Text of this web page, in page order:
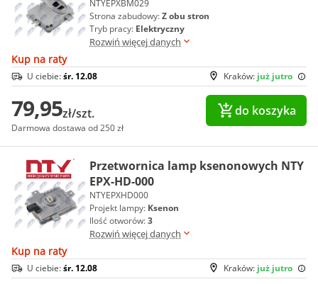
NTYEPXBM029
Strona zabudowy:Z obu stron
Tryb pracy: Elektryczny
Rozwiń więcej danych
Kup na raty
Kraków: już jutro
U ciebie:śr. 12.08
79,95zł/szt.
Darmowa dostawa od 250 zł
do koszyka
Przetwornica lamp ksenonowych NTY
EPX-HD-000
NTYEPXHD000
Projekt lampy: Ksenon
Ilość otworów:3
Rozwiń więcej danych
Kup na raty
Kraków: już jutro
U ciebie:śr. 12.08